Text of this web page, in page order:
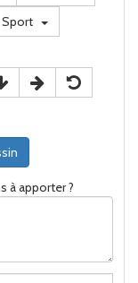
Sport
à apporter ?